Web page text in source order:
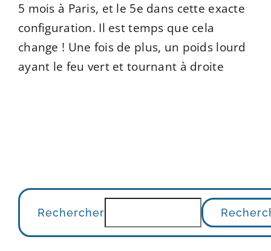
5 mois à Paris, et le 5e dans cette exacte
configuration. Il est temps que cela
change ! Une fois de plus, un poids lourd
ayant le feu vert et tournant à droite
Rechercher